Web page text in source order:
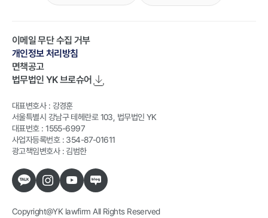
이메일 무단 수집 거부
개인정보 처리방침
면책공고
법무법인 YK브로슈어
대표변호사 : 강경훈
서울특별시 강남구 테헤란로 103, 법무법인 YK
대표번호 : 1555-6997
사업자등록번호 : 354-87-01611
광고책임변호사 : 김범한
Copyright@YK lawfirm All Rights Reserved